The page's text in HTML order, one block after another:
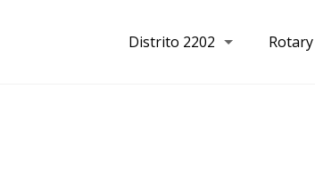
Distrito 2202 Rotary